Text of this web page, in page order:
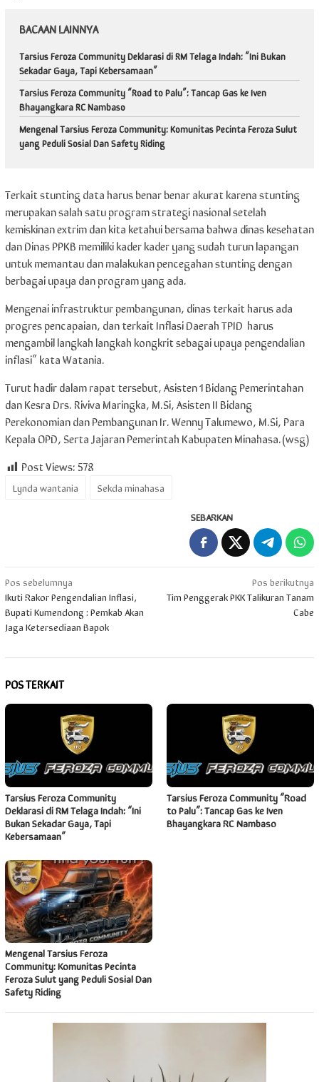
BACAAN LAINNYA
Tarsius Feroza Community Deklarasi di RM Telaga Indah: “Ini Bukan
Sekadar Gaya, Tapi Kebersamaan”
Tarsius Feroza Community “Road to Palu”: Tancap Gas ke Iven
Bhayangkara RC Nambaso
Mengenal Tarsius Feroza Community: Komunitas Pecinta Feroza Sulut
yang Peduli Sosial Dan Safety Riding
Terkait stunting data harus benar benar akurat karena stunting
merupakan salah satu program strategi nasional setelah
kemiskinan extrim dan kita ketahui bersama bahwa dinas kesehatan
dan Dinas PPKB memiliki kader kader yang sudah turun lapangan
untuk memantau dan malakukan pencegahan stunting dengan
berbagai upaya dan program yang ada.
Mengenai infrastruktur pembangunan, dinas terkait harus ada
progres pencapaian, dan terkait Inflasi Daerah TPID harus
mengambil langkah langkah kongkrit sebagai upaya pengendalian
inflasi” kata Watania.
Turut hadir dalam rapat tersebut, Asisten 1 Bidang Pemerintahan
dan Kesra Drs. Riviva Maringka, M.Si, Asisten II Bidang
Perekonomian dan Pembangunan Ir. Wenny Talumewo, M.Si, Para
Kepala OPD, Serta Jajaran Pemerintah Kabupaten Minahasa.(wsg)
Post Views: 578
Lynda wantania Sekda minahasa
SEBARKAN
Navigasi
pos
Pos sebelumnya
Ikuti Rakor Pengendalian Inflasi,
Bupati Kumendong : Pemkab Akan
Jaga Ketersediaan Bapok
Pos berikutnya
Tim Penggerak PKK Talikuran Tanam
Cabe
POS TERKAIT
Tarsius Feroza Community
Deklarasi di RM Telaga Indah: “Ini
Bukan Sekadar Gaya, Tapi
Kebersamaan”
Tarsius Feroza Community “Road
to Palu”: Tancap Gas ke Iven
Bhayangkara RC Nambaso
Mengenal Tarsius Feroza
Community: Komunitas Pecinta
Feroza Sulut yang Peduli Sosial Dan
Safety Riding